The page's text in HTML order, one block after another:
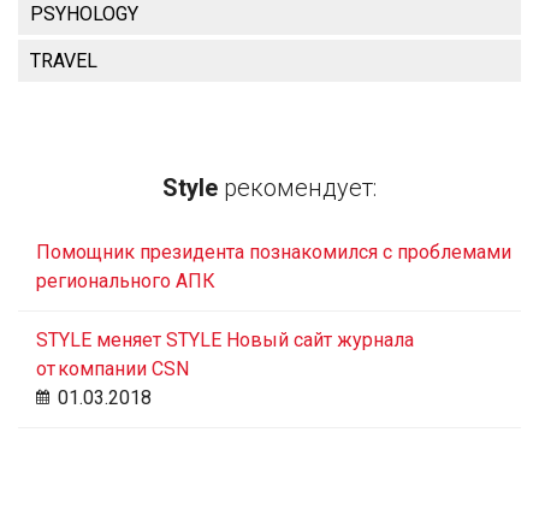
PSYHOLOGY
TRAVEL
Style рекомендует:
Помощник президента познакомился с проблемами
регионального АПК
STYLE меняет STYLE Новый сайт журнала
от компании CSN
01.03.2018